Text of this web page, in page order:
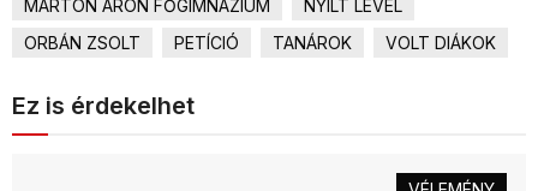
MÁRTON ÁRON FŐGIMNÁZIUM
NYÍLT LEVÉL
ORBÁN ZSOLT
PETÍCIÓ TANÁROK VOLT DIÁKOK
Ez is érdekelhet